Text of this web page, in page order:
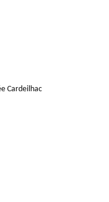
Cardeilhac